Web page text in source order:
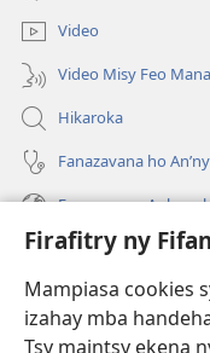
Firafitry ny
Mampiasa cookies
izahay mba
Tsy maintsy ekena
Video
Video Misy Feo
Hikaroka
Fanazavana ho
Fanazavana
Fanampiana
Fanomezana
(manokatra
rohy)